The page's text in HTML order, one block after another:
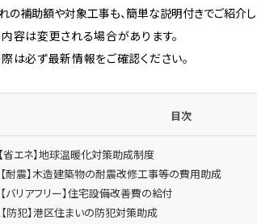
の補助額や対象工事も、簡単な説明付きでご紹介し
容は変更される場合があります。
は必ず最新情報をご確認ください。
目次
省エネ】地球温暖化対策助成制度
耐震】木造建築物の耐震改修工事等の費用助成
バリアフリー】住宅設備改善費の給付
防犯】港区住まいの防犯対策助成